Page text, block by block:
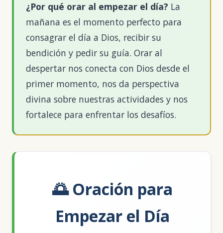
¿Por qué orar al empezar el día? La
mañana es el momento perfecto para
consagrar el día a Dios, recibir su
bendición y pedir su guía. Orar al
despertar nos conecta con Dios desde el
primer momento, nos da perspectiva
divina sobre nuestras actividades y nos
fortalece para enfrentar los desafíos.
🌅 Oración para
Empezar el Día